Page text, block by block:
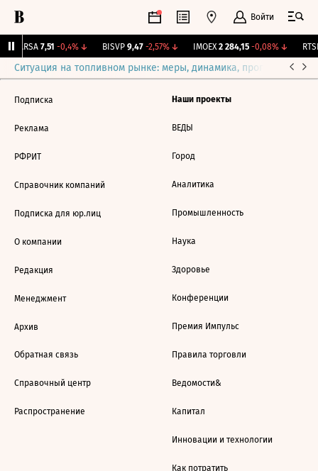
Войти
ARSA 7,51 -0,4%↓ BISVP 9,47 -2,57%↓ IMOEX 2 284,15 -0,08%↓ RTSI
Ситуация на топливном рынке: меры, динамика, прогнозы
Подписка
Реклама
РФРИТ
Справочник компаний
Подписка для юр.лиц
О компании
Редакция
Менеджмент
Архив
Обратная связь
Справочный центр
Распространение
Наши проекты
ВЕДЫ
Город
Аналитика
Промышленность
Наука
Здоровье
Конференции
Премия Импульс
Правила торговли
Ведомости&
Капитал
Инновации и технологии
Как потратить